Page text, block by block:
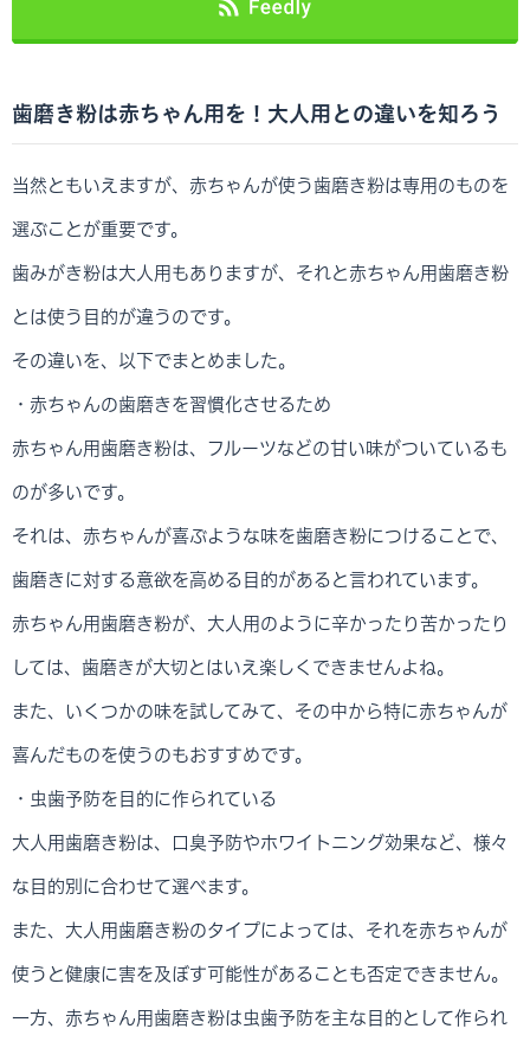
歯磨き粉は赤ちゃん用を！大人用との違いを知ろう
当然ともいえますが、赤ちゃんが使う歯磨き粉は専用のものを
選ぶことが重要です。
歯みがき粉は大人用もありますが、それと赤ちゃん用歯磨き粉
とは使う目的が違うのです。
その違いを、以下でまとめました。
・赤ちゃんの歯磨きを習慣化させるため
赤ちゃん用歯磨き粉は、フルーツなどの甘い味がついているも
のが多いです。
それは、赤ちゃんが喜ぶような味を歯磨き粉につけることで、
歯磨きに対する意欲を高める目的があると言われています。
赤ちゃん用歯磨き粉が、大人用のように辛かったり苦かったり
しては、歯磨きが大切とはいえ楽しくできませんよね。
また、いくつかの味を試してみて、その中から特に赤ちゃんが
喜んだものを使うのもおすすめです。
・虫歯予防を目的に作られている
大人用歯磨き粉は、口臭予防やホワイトニング効果など、様々
な目的別に合わせて選べます。
また、大人用歯磨き粉のタイプによっては、それを赤ちゃんが
使うと健康に害を及ぼす可能性があることも否定できません。
一方、赤ちゃん用歯磨き粉は虫歯予防を主な目的として作られ